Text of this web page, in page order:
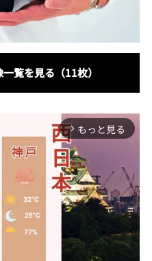
覧を見る（11枚）
arrow_forward_ios もっと見る